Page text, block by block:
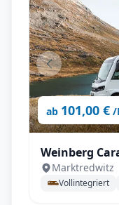
ab 101,00 € /
Weinberg
Marktredwitz
Vollintegriert